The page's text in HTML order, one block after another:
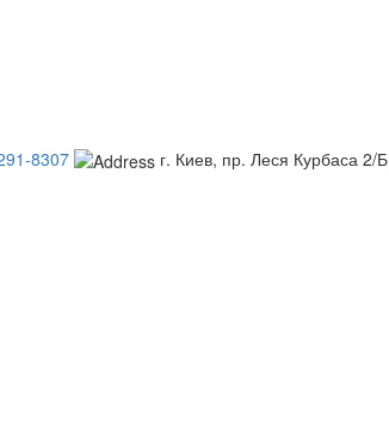
8307 г. Киев, пр. Леся Курбаса 2/Б